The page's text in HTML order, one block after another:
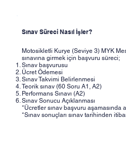
Sınav Süreci Nasıl İşler?
Motosikletli Kurye (Seviye 3) MYK
sınavına girmek için başvuru süreci;
Sınav başvurusu
Ücret Ödemesi
Sınav Takvimi Belirlenmesi
Teorik sınav (60 Soru A1, A2)
Performans Sınavı (A2)
Sınav Sonucu Açıklanması
*Ücretler sınav başvuru aşamasında
*Sınav sonuçları sınav tarihinden